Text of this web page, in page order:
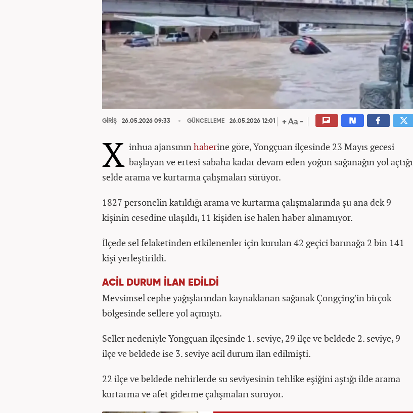
GİRİŞ 26.05.2026 09:33 GÜNCELLEME 26.05.2026 12:01
X inhua ajansınınhaberine göre, Yongçuan ilçesinde 23 Mayıs gecesi
başlayan ve ertesi sabaha kadar devam eden yoğun sağanağın yol açtığı
selde arama ve kurtarma çalışmaları sürüyor.
1827 personelin katıldığı arama ve kurtarma çalışmalarında şu ana dek 9
kişinin cesedine ulaşıldı, 11 kişiden ise halen haber alınamıyor.
İlçede sel felaketinden etkilenenler için kurulan 42 geçici barınağa 2 bin 141
kişi yerleştirildi.
ACİL DURUM İLAN EDİLDİ
Mevsimsel cephe yağışlarından kaynaklanan sağanak Çongçing'in birçok
bölgesinde sellere yol açmıştı.
Seller nedeniyle Yongçuan ilçesinde 1. seviye, 29 ilçe ve beldede 2. seviye, 9
ilçe ve beldede ise 3. seviye acil durum ilan edilmişti.
22 ilçe ve beldede nehirlerde su seviyesinin tehlike eşiğini aştığı ilde arama
kurtarma ve afet giderme çalışmaları sürüyor.